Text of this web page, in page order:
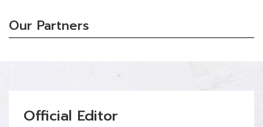
Our Partners
Official Editor